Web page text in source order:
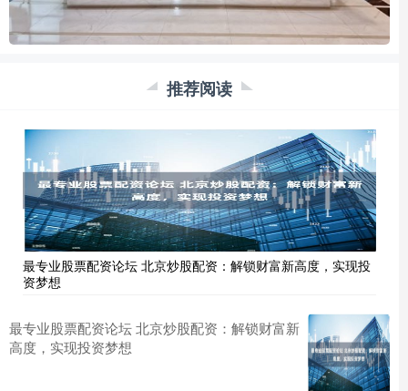
推荐阅读
最专业股票配资论坛 北京炒股配资：解锁财富新高度，实现投
资梦想
最专业股票配资论坛 北京炒股配资：解锁财富新
高度，实现投资梦想